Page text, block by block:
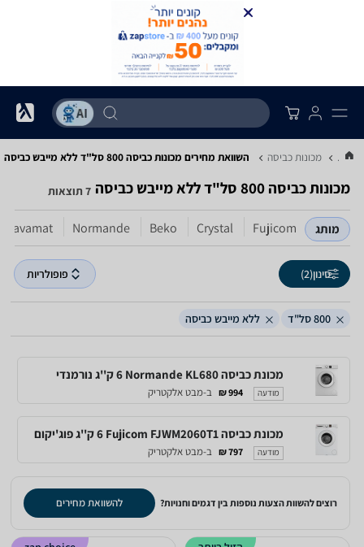
... מכונות כביסה השוואת מחירים מכונות כביסה ‏800 ‏סל"ד ‏ללא מייבש כביסה
מכונות כביסה ‏800 ‏סל"ד ‏ללא מייבש כביסה 7 תוצאות
מותג Fujicom
Crystal
Beko
Normande
Lavamat
סינון(2) פופולריות
800 סל"ד ללא מייבש כביסה
מכונת כביסה Normande KL680 ‏6 ‏ק''ג נורמנדי
מודעה 994 ₪ ב-מבט אלקטריק
מכונת כביסה Fujicom FJWM2060T1 ‏6 ‏ק''ג פוג'יקום
מודעה 797 ₪ ב-מבט אלקטריק
רוצים להשוות הצעות נוספות בין דגמים וחנויות? להשוואת מחירים